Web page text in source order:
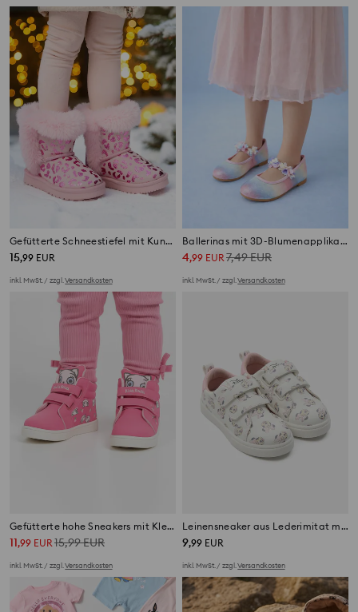
Gefütterte Schneestiefel mit Kunstfell
15,99 EUR
inkl. MwSt. / zzgl.Versandkosten
Ballerinas mit 3D-Blumenapplikation
4,99 EUR7,49EUR
inkl. MwSt. / zzgl.Versandkosten
Gefütterte hohe Sneakers mit Klettverschluss Kitty Kotty
11,99 EUR 15,99EUR
inkl. MwSt. / zzgl.Versandkosten
Leinensneaker aus Lederimitat mit Klettverschluss Minnie Mouse
9,99 EUR
inkl. MwSt. / zzgl.Versandkosten